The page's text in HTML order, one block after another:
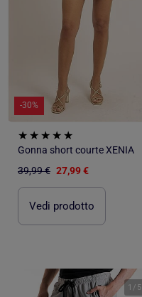
-30%
Gonna short courte XENIA
39,99 € 27,99 €
Vedi prodotto
1 / 5